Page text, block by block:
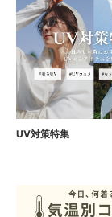
UV対策特集